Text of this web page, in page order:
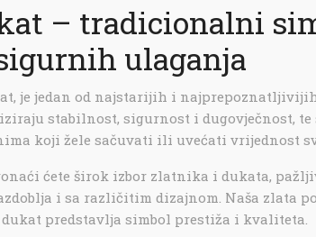
– tradicionalni
ulaganja
je jedan od najstarijih i
stabilnost, sigurnost i dugovječnost,
koji žele sačuvati ili uvećati vrijednost
ćete širok izbor zlatnika i dukata,
i sa različitim dizajnom. Naša zlata
predstavlja simbol prestiža i kvaliteta.